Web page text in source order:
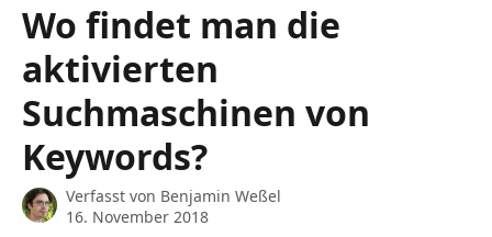
Wo findet man die
aktivierten
Suchmaschinen von
Keywords?
Verfasst von Benjamin Weßel
16. November 2018